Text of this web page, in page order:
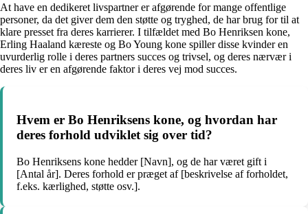
At have en dedikeret livspartner er afgørende for mange offentlige
personer, da det giver dem den støtte og tryghed, de har brug for til at
klare presset fra deres karrierer. I tilfældet med Bo Henriksen kone,
Erling Haaland kæreste og Bo Young kone spiller disse kvinder en
uvurderlig rolle i deres partners succes og trivsel, og deres nærvær i
deres liv er en afgørende faktor i deres vej mod succes.
Hvem er Bo Henriksens kone, og hvordan har
deres forhold udviklet sig over tid?
Bo Henriksens kone hedder [Navn], og de har været gift i
[Antal år]. Deres forhold er præget af [beskrivelse af forholdet,
f.eks. kærlighed, støtte osv.].